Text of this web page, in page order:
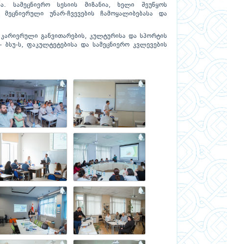
სამეცნიერო სესიის მიზანია, ხელი შეუწყოს
უნარ-ჩვევების ჩამოყალიბებასა და
განვითარების, კულტურისა და სპორტის
ბსუ-ს, ფაკულტეტებისა და სამეცნიერო კვლევების